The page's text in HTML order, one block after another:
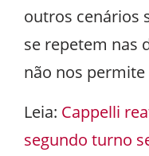
outros cenários
se repetem nas
não nos
Leia: Cappelli
segundo turno